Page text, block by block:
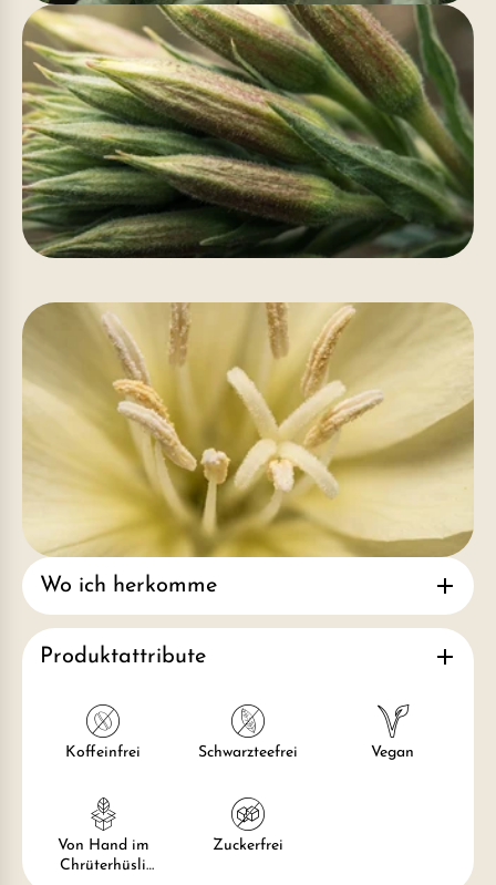
Wo ich herkomme
Produktattribute
Koffeinfrei Schwarzteefrei Vegan
Von Hand im
Chrüterhüsli
Zuckerfrei